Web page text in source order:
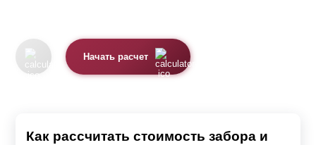
Начать расчет
Как рассчитать стоимость забора и